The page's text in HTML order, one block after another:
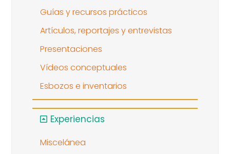
Guías y recursos prácticos
Artículos, reportajes y entrevistas
Presentaciones
Vídeos conceptuales
Esbozos e inventarios
Experiencias
Miscelánea